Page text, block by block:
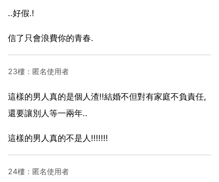
..好假.!
信了只會浪費你的青春.
23樓：匿名使用者
這樣的男人真的是個人渣!!結婚不但對有家庭不負責任,
還要讓別人等一兩年..
這樣的男人真的不是人!!!!!!!
24樓：匿名使用者